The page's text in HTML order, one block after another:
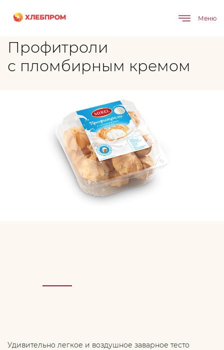
Меню
Профитроли
с пломбирным кремом
Удивительно легкое и воздушное заварное тесто